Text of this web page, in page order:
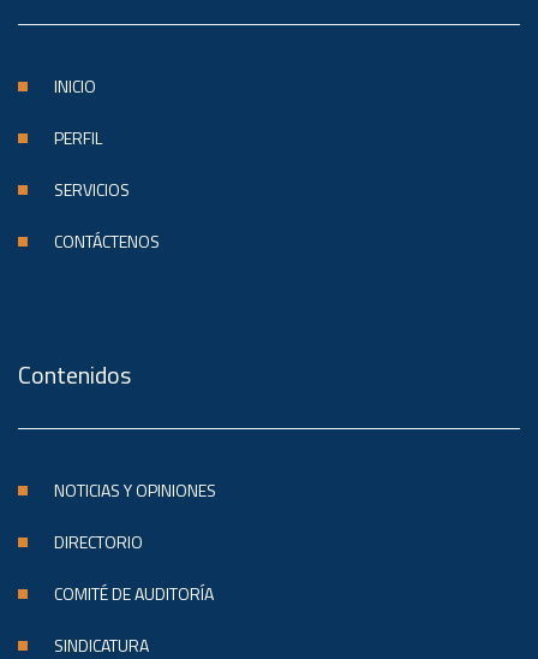
INICIO
PERFIL
SERVICIOS
CONTÁCTENOS
Contenidos
NOTICIAS Y OPINIONES
DIRECTORIO
COMITÉ DE AUDITORÍA
SINDICATURA